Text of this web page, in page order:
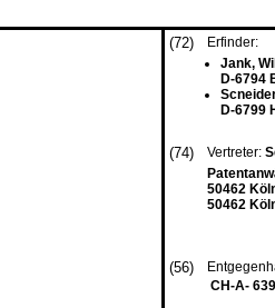
(72)
Erfinder:
Jank,
D-6794
D-6799
(74) Vertreter:
50462
50462
(56)
CH-A-